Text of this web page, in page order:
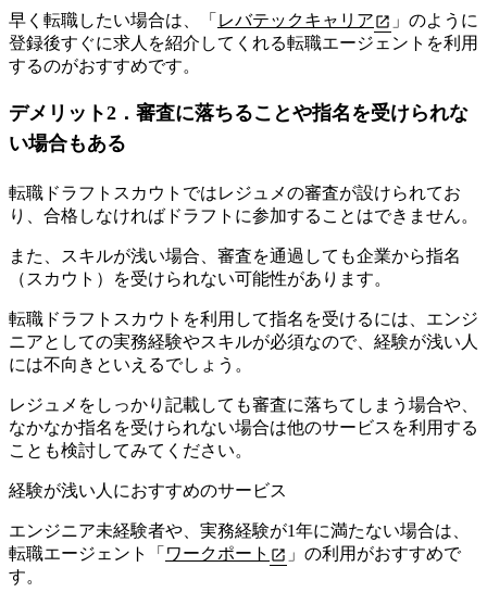
早く転職したい場合は、「 レバテックキャリア
」のように
登録後すぐに求人を紹介してくれる転職エージェントを利用
するのがおすすめです。
デメリット2．審査に落ちることや指名を受けられな
い場合もある
転職ドラフトスカウトではレジュメの審査が設けられてお
り、合格しなければドラフトに参加することはできません。
また、スキルが浅い場合、審査を通過しても企業から指名
（スカウト）を受けられない可能性があります。
転職ドラフトスカウトを利用して指名を受けるには、 エンジ
ニアとしての実務経験やスキルが必須なので、経験が浅い人
には不向きといえるでしょう 。
レジュメをしっかり記載しても審査に落ちてしまう場合や、
なかなか指名を受けられない場合は他のサービスを利用する
ことも検討してみてください。
経験が浅い人におすすめのサービス
エンジニア未経験者や、実務経験が1年に満たない場合は、
転職エージェント「 ワークポート
」の利用がおすすめで
す。